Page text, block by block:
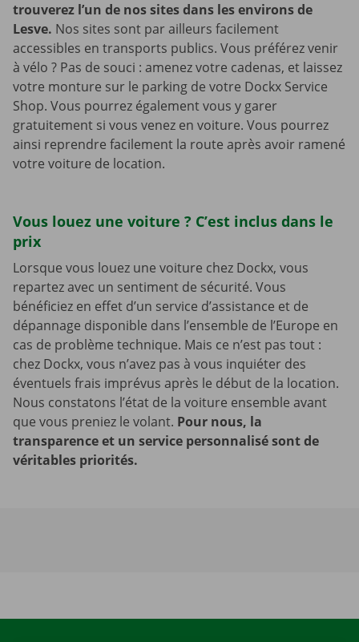
trouverez l’un de nos sites dans les environs de
Lesve. Nos sites sont par ailleurs facilement
accessibles en transports publics. Vous préférez venir
à vélo ? Pas de souci : amenez votre cadenas, et laissez
votre monture sur le parking de votre Dockx Service
Shop. Vous pourrez également vous y garer
gratuitement si vous venez en voiture. Vous pourrez
ainsi reprendre facilement la route après avoir ramené
votre voiture de location.
Vous louez une voiture ? C’est inclus dans le
prix
Lorsque vous louez une voiture chez Dockx, vous
repartez avec un sentiment de sécurité. Vous
bénéficiez en effet d’un service d’assistance et de
dépannage disponible dans l’ensemble de l’Europe en
cas de problème technique. Mais ce n’est pas tout :
chez Dockx, vous n’avez pas à vous inquiéter des
éventuels frais imprévus après le début de la location.
Nous constatons l’état de la voiture ensemble avant
que vous preniez le volant. Pour nous, la
transparence et un service personnalisé sont de
véritables priorités.